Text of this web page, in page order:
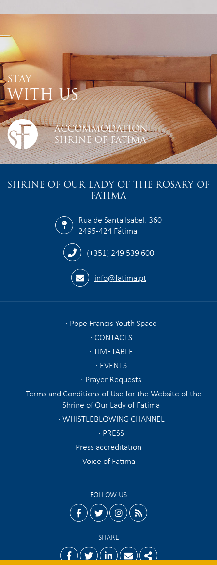
STAY
WITH US
ACCOMMODATION
SHRINE OF FATIMA
SHRINE OF OUR LADY OF THE ROSARY OF
FATIMA
Rua de Santa Isabel, 360
2495-424 Fátima
(+351) 249 539 600
info@fatima.pt
Pope Francis Youth Space
CONTACTS
TIMETABLE
EVENTS
Prayer Requests
Terms and Conditions of Use for the Website of the
Shrine of Our Lady of Fatima
WHISTLEBLOWING CHANNEL
PRESS
Press accreditation
Voice of Fatima
FOLLOW US
facebooktwitterinstagram
rss
SHARE
FacebookTwitterLinkedinEmailShare